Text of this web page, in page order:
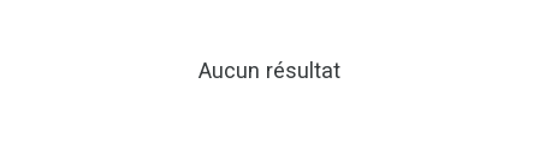
Aucun résultat